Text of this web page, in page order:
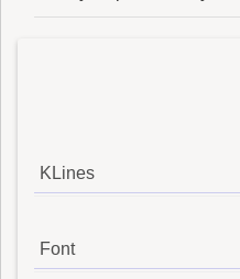
KLines
Font